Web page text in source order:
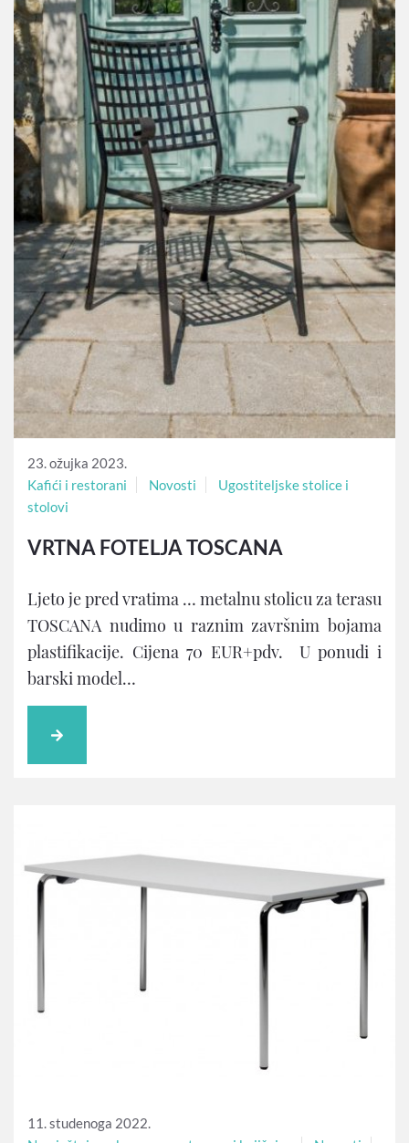
23. ožujka 2023.
Kafići i restorani
Novosti
Ugostiteljske stolice i
stolovi
VRTNA FOTELJA TOSCANA
Ljeto je pred vratima … metalnu stolicu za terasu
TOSCANA nudimo u raznim završnim bojama
plastifikacije. Cijena 70 EUR+pdv. U ponudi i
barski model…
11. studenoga 2022.